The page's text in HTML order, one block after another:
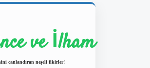
ve İlham
canlandıran neşeli fikirler!